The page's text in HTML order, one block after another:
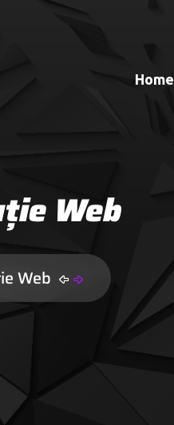
Home
Web
Web